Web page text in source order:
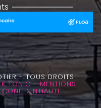
- TOUS DROITS
TONIC-MENTIONS